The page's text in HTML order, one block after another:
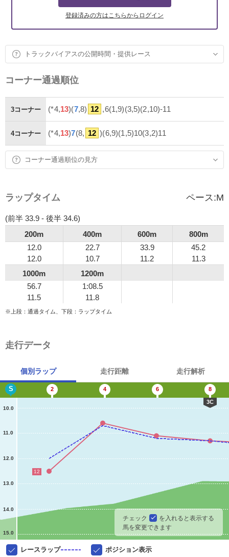
登録済みの方はこちらからログイン
トラックバイアスの公開時間・提供レース
コーナー通過順位
3コーナー (*4,13)(7,8) 12 ,6(1,9)(3,5)(2,10)-11
4コーナー (*4,13)7(8, 12 )(6,9)(1,5)10(3,2)11
コーナー通過順位の見方
ラップタイム ペース:M
(前半 33.9 - 後半 34.6)
200m
400m 600m
800m
12.0
12.0
22.7
10.7
33.9
11.2
45.2
11.3
1000m
1200m
56.7
11.5
1:08.5
11.8
※上段：通過タイム、下段：ラップタイム
走行データ
個別ラップ 走行距離 走行解析
10.0
11.0
12.0
13.0
14.0
15.0
S 2 4 6 8
3C
12
チェック
を入れると表示する
馬を変更できます
レースラップ ポジション表示